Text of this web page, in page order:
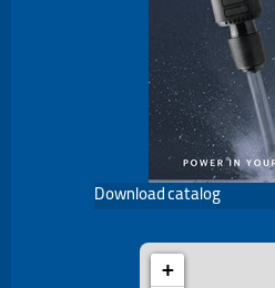
Download catalog
+